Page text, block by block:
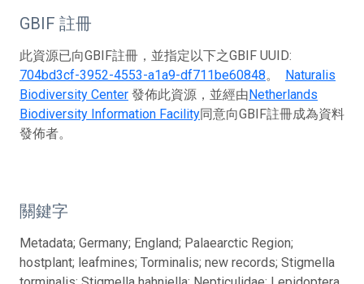
GBIF 註冊
此資源已向GBIF註冊，並指定以下之GBIF UUID:
704bd3cf-3952-4553-a1a9-df711be60848。 Naturalis
Biodiversity Center 發佈此資源，並經由Netherlands
Biodiversity Information Facility同意向GBIF註冊成為資料
發佈者。
關鍵字
Metadata; Germany; England; Palaearctic Region;
hostplant; leafmines; Torminalis; new records; Stigmella